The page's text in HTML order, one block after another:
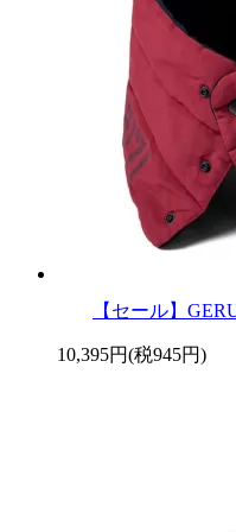
【セール】
10,395円(税945円)